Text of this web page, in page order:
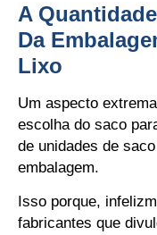
A
Da
Lixo
Um aspecto
escolha do saco
de unidades de
embalagem.
Isso porque,
fabricantes que